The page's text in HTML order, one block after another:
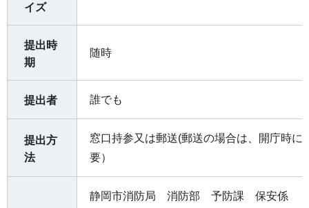
イズ
提出時
期
随時
提出者 誰でも
提出方
法
窓口持参又は郵送(郵送の場合は、開庁時に
要）
静岡市消防局 消防部 予防課 保安係